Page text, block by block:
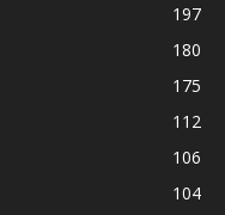
197
180
175
112
106
104